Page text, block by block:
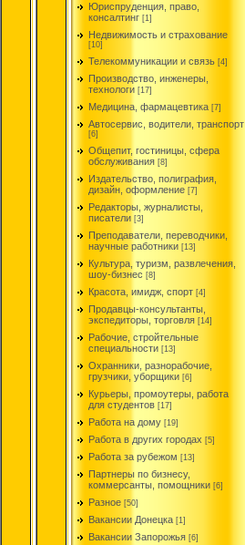
Юриспруденция, право,
консалтинг [1]
Недвижимость и страхование
[10]
Телекоммуникации и связь [4]
Производство, инженеры,
технологи [17]
Медицина, фармацевтика [7]
Автосервис, водители, транспорт
[6]
Общепит, гостиницы, сфера
обслуживания [8]
Издательство, полиграфия,
дизайн, оформление [7]
Редакторы, журналисты,
писатели [3]
Преподаватели, переводчики,
научные работники [13]
Культура, туризм, развлечения,
шоу-бизнес [8]
Красота, имидж, спорт [4]
Продавцы-консультанты,
экспедиторы, торговля [14]
Рабочие, стройтельные
специальности [13]
Охранники, разнорабочие,
грузчики, уборщики [6]
Курьеры, промоутеры, работа
для студентов [17]
Работа на дому [19]
Работа в других городах [5]
Работа за рубежом [13]
Партнеры по бизнесу,
коммерсанты, помощники [6]
Разное [50]
Вакансии Донецка [1]
Вакансии Запорожья [6]